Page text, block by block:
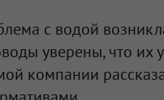
с водой
уверены, что их
компании